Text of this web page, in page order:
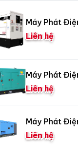
Máy Phát
Liên hệ
Máy Phát
Liên hệ
Máy Phát
Liên hệ